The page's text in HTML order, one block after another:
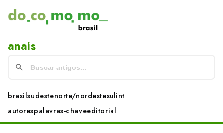
anais
brasilsudestenorte/nordestesulint
autorespalavras-chaveeditorial